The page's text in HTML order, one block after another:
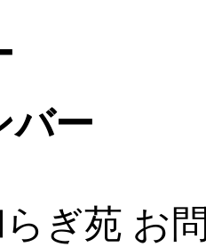
バー
らぎ苑 お